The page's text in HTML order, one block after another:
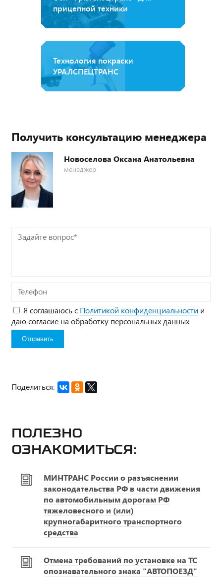
прицепной техники
Технология покраски
УРАЛСПЕЦТРАНС
Получить консультацию менеджера
Новоселова Оксана Анатольевна
менеджер
Задайте
Телефон
Я соглашаюсь с Политикой конфиденциальности и
даю согласие на обработку персональных данных
Поделиться:
Полезно
ознакомиться:
МИНТРАНС России о разъяснении
законодательства РФ в части движения
по автомобильным дорогам РФ
тяжеловесного и (или)
крупногабаритного транспортного
средства
Отмена требований по установке на ТС
опознавательного знака "АВТОПОЕЗД"